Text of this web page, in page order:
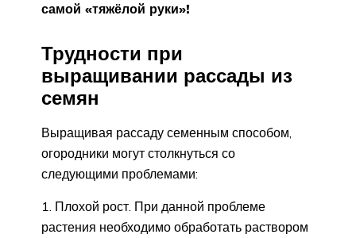
самой «тяжёлой руки»!
Трудности при
выращивании рассады из
семян
Выращивая рассаду семенным способом,
огородники могут столкнуться со
следующими проблемами:
Плохой рост. При данной проблеме
растения необходимо обработать раствором